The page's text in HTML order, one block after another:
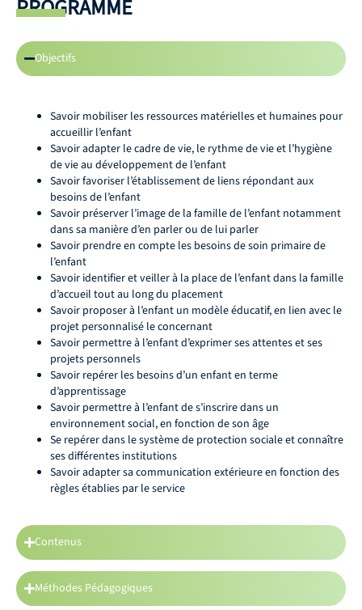
PROGRAMME
Objectifs
Savoir mobiliser les ressources matérielles et humaines pour
accueillir l’enfant
Savoir adapter le cadre de vie, le rythme de vie et l’hygiène
de vie au développement de l’enfant
Savoir favoriser l’établissement de liens répondant aux
besoins de l’enfant
Savoir préserver l’image de la famille de l’enfant notamment
dans sa manière d’en parler ou de lui parler
Savoir prendre en compte les besoins de soin primaire de
l’enfant
Savoir identifier et veiller à la place de l’enfant dans la famille
d’accueil tout au long du placement
Savoir proposer à l’enfant un modèle éducatif, en lien avec le
projet personnalisé le concernant
Savoir permettre à l’enfant d’exprimer ses attentes et ses
projets personnels
Savoir repérer les besoins d’un enfant en terme
d’apprentissage
Savoir permettre à l’enfant de s’inscrire dans un
environnement social, en fonction de son âge
Se repérer dans le système de protection sociale et connaître
ses différentes institutions
Savoir adapter sa communication extérieure en fonction des
règles établies par le service
Contenus
Méthodes Pédagogiques